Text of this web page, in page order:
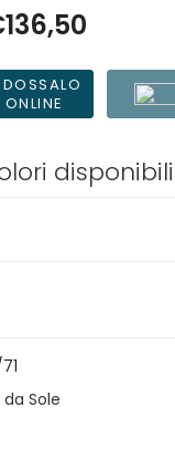
136,50
ONLINE
disponibili
Sole